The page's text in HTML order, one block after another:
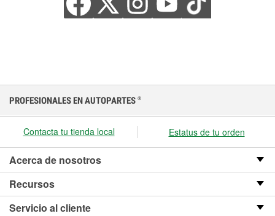
PROFESIONALES EN AUTOPARTES ®
Contacta tu tienda local Estatus de tu orden
Acerca de nosotros
Recursos
Servicio al cliente